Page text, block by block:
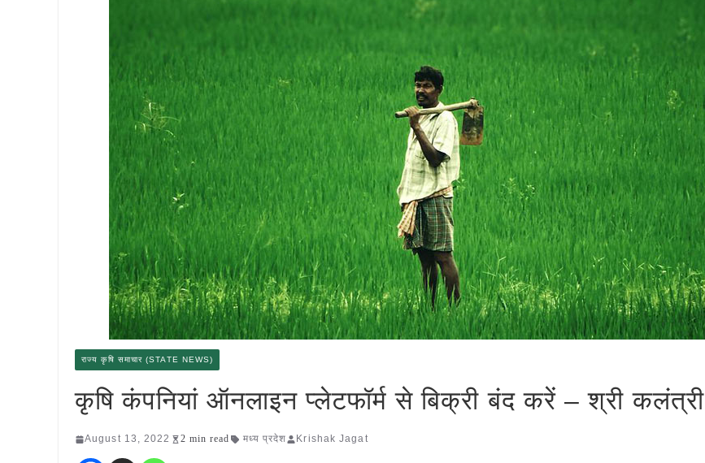
राज्य कृषि समाचार (STATE NEWS)
कृषि कंपनियां ऑनलाइन प्लेटफॉर्म से बिक्री बंद करें – श्री कलंत्री
August 13, 2022 2 min read मध्य प्रदेश Krishak Jagat